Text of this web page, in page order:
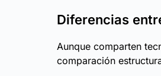
Diferencias
Aunque comparten
comparación